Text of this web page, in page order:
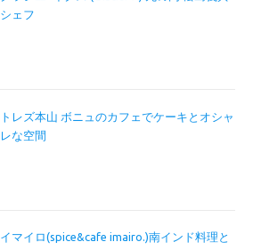
シェフ
トレズ本山 ボニュのカフェでケーキとオシャ
レな空間
イマイロ(spice&cafe imairo.)南インド料理と